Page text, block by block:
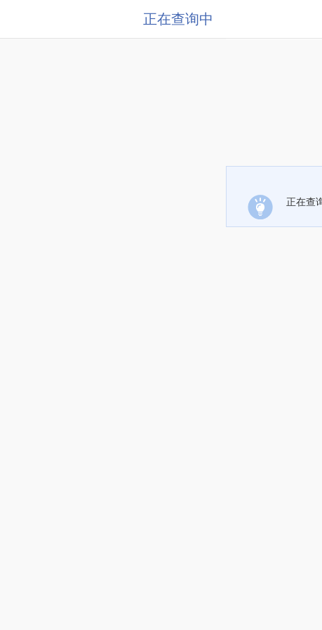
正在查询中
正在查